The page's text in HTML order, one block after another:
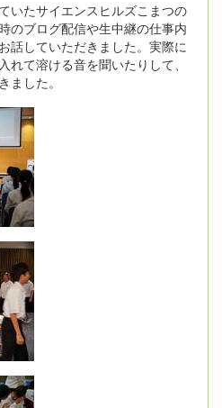
いたサイエンスヒルズこまつの
のブログ配信や生中継の仕事内
話していただきました。実際に
て溶ける音を聞いたりして、
ました。